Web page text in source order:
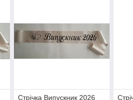
Стрічка Випускник 2026